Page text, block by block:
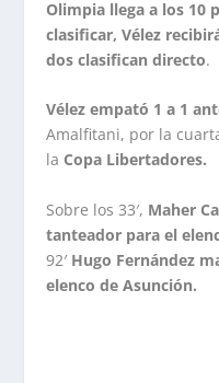
Olimpia llega a los 10
clasificar, Vélez
dos clasifican directo.
Vélez empató 1 a 1
Amalfitani, por la
la Copa Libertadores.
Sobre los 33′, Maher
tanteador para el
92′ Hugo Fernández
elenco de Asunción.